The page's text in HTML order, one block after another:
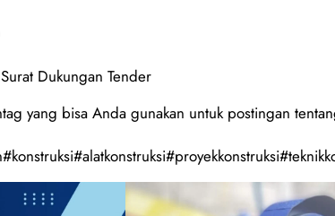
Dukungan Tender
yang bisa Anda gunakan untuk postingan